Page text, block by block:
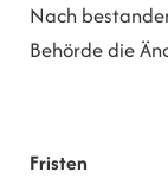
Nach
Behörde die
Fristen